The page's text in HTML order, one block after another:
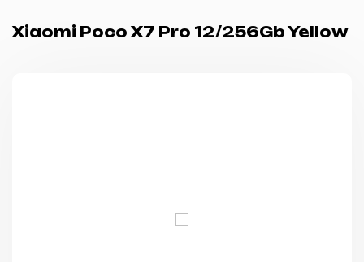
Xiaomi Poco X7 Pro 12/256Gb Yellow